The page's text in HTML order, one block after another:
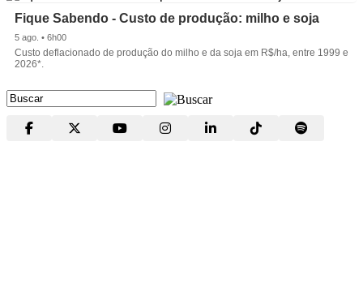
Fique Sabendo - Custo de produção: milho e soja
5 ago. • 6h00
Custo deflacionado de produção do milho e da soja em R$/ha, entre 1999 e
2026*.